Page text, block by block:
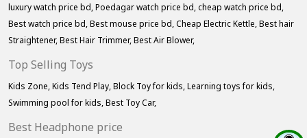
luxury watch price bd,Poedagar watch price bd,cheap watch price bd,
Best watch price bd,Best mouse price bd,Cheap Electric Kettle,Best hair
Straightener,Best Hair Trimmer,Best Air Blower,
Top Selling Toys
Kids Zone,Kids Tend Play,Block Toy for kids,Learning toys for kids,
Swimming pool for kids,Best Toy Car,
Best Headphone price